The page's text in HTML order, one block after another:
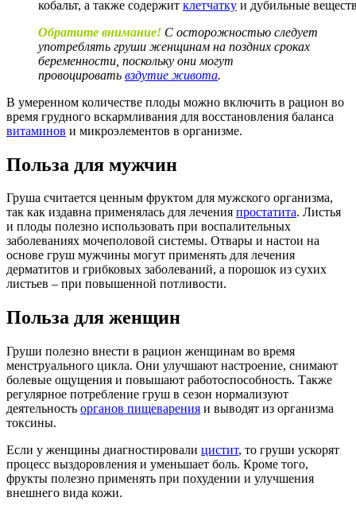
кобальт, а также содержит клетчатку и дубильные
Обратите внимание! С осторожностью следует
употреблять груши женщинам на поздних сроках
беременности, поскольку они могут
провоцировать вздутие живота.
В умеренном количестве плоды можно включить в рацион во
время грудного вскармливания для восстановления баланса
витаминов и микроэлементов в организме.
Польза для мужчин
Груша считается ценным фруктом для мужского организма,
так как издавна применялась для лечения простатита. Листья
и плоды полезно использовать при воспалительных
заболеваниях мочеполовой системы. Отвары и настои на
основе груш мужчины могут применять для лечения
дерматитов и грибковых заболеваний, а порошок из сухих
листьев – при повышенной потливости.
Польза для женщин
Груши полезно внести в рацион женщинам во время
менструального цикла. Они улучшают настроение, снимают
болевые ощущения и повышают работоспособность. Также
регулярное потребление груш в сезон нормализуют
деятельность органов пищеварения и выводят из организма
токсины.
Если у женщины диагностировали цистит, то груши ускорят
процесс выздоровления и уменьшает боль. Кроме того,
фрукты полезно применять при похудении и улучшения
внешнего вида кожи.